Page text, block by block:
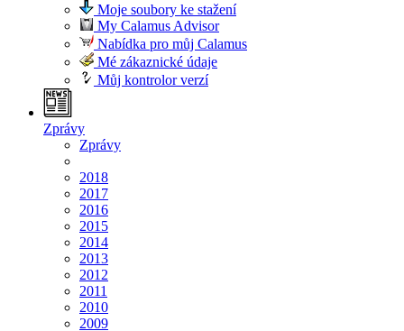
Moje soubory ke stažení
My Calamus Advisor
Nabídka pro můj Calamus
Mé zákaznické údaje
Můj kontrolor verzí
Zprávy
Zprávy
2018
2017
2016
2015
2014
2013
2012
2011
2010
2009